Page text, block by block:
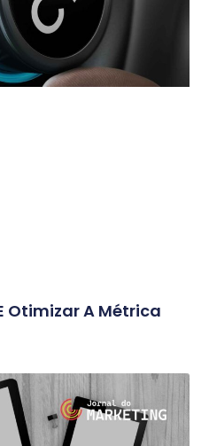
Otimizar A Métrica